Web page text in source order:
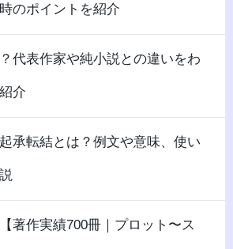
のポイントを紹介
代表作家や純小説との違いをわ
介
承転結とは？例文や意味、使い
著作実績700冊｜プロット〜ス